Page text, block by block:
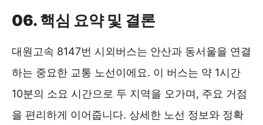
06. 핵심 요약 및 결론
대원고속 8147번 시외버스는 안산과 동서울을 연결
하는 중요한 교통 노선이에요. 이 버스는 약 1시간
10분의 소요 시간으로 두 지역을 오가며, 주요 거점
을 편리하게 이어줍니다. 상세한 노선 정보와 정확